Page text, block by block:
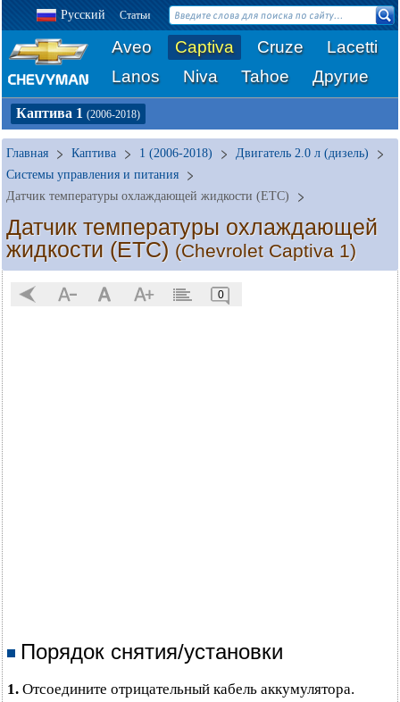
Русский Статьи
Aveo Captiva Cruze
Lacetti
Lanos
Niva Tahoe Другие
Каптива 1 (2006-2018)
Главная Каптива 1 (2006-2018)
Двигатель 2.0 л (дизель)
Системы управления и питания
Датчик температуры охлаждающей жидкости (ЕТС)
Датчик температуры охлаждающей
жидкости (ЕТС) (Chevrolet Captiva 1)
0
Порядок снятия/установки
1. Отсоедините отрицательный кабель аккумулятора.